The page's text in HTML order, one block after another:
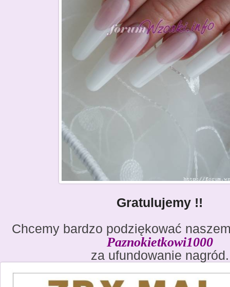
Gratulujemy !!
Chcemy bardzo podziękować
Paznokietkowi1000
za ufundowanie nagród.